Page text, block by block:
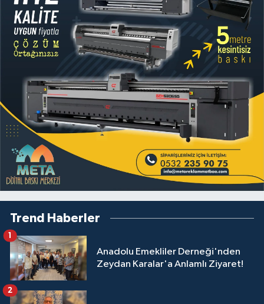
Trend Haberler
Anadolu Emekliler Derneği'nden
Zeydan Karalar'a Anlamlı Ziyaret!
1
2